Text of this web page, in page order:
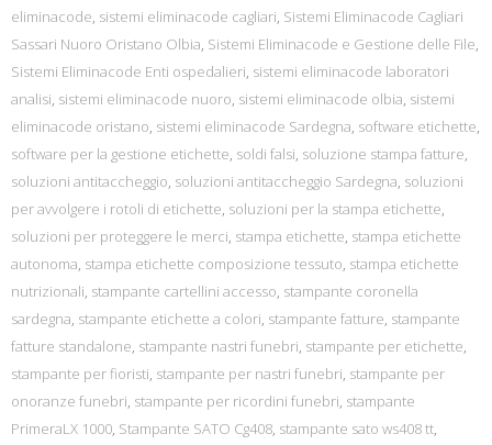
eliminacode, sistemi eliminacode cagliari, Sistemi Eliminacode Cagliari
Sassari Nuoro Oristano Olbia, Sistemi Eliminacode e Gestione delle File,
Sistemi Eliminacode Enti ospedalieri, sistemi eliminacode laboratori
analisi, sistemi eliminacode nuoro, sistemi eliminacode olbia, sistemi
eliminacode oristano, sistemi eliminacode Sardegna, software etichette,
software per la gestione etichette, soldi falsi, soluzione stampa fatture,
soluzioni antitaccheggio, soluzioni antitaccheggio Sardegna, soluzioni
per avvolgere i rotoli di etichette, soluzioni per la stampa etichette,
soluzioni per proteggere le merci, stampa etichette, stampa etichette
autonoma, stampa etichette composizione tessuto, stampa etichette
nutrizionali, stampante cartellini accesso, stampante coronella
sardegna, stampante etichette a colori, stampante fatture, stampante
fatture standalone, stampante nastri funebri, stampante per etichette,
stampante per fioristi, stampante per nastri funebri, stampante per
onoranze funebri, stampante per ricordini funebri, stampante
PrimeraLX 1000, Stampante SATO Cg408, stampante sato ws408 tt,